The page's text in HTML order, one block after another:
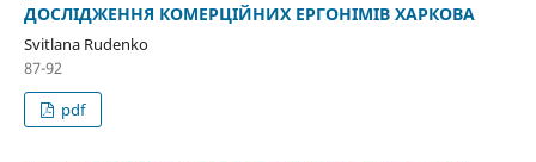
ДОСЛІДЖЕННЯ КОМЕРЦІЙНИХ ЕРГОНІМІВ ХАРКОВА
Svіtlana Rudenko
87-92
pdf